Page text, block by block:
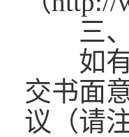
三、
如有
交书面
议（